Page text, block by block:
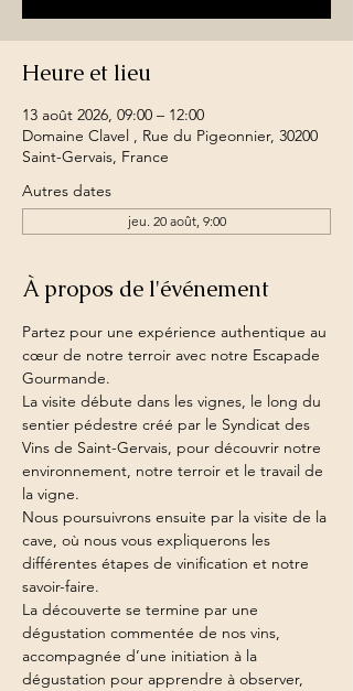
Heure et lieu
13 août 2026, 09:00 – 12:00
Domaine Clavel , Rue du Pigeonnier, 30200
Saint-Gervais, France
Autres dates
jeu. 20 août, 9:00
À propos de l'événement
Partez pour une expérience authentique au
cœur de notre terroir avec notre Escapade
Gourmande.
La visite débute dans les vignes, le long du
sentier pédestre créé par le Syndicat des
Vins de Saint-Gervais, pour découvrir notre
environnement, notre terroir et le travail de
la vigne.
Nous poursuivrons ensuite par la visite de la
cave, où nous vous expliquerons les
différentes étapes de vinification et notre
savoir-faire.
La découverte se termine par une
dégustation commentée de nos vins,
accompagnée d’une initiation à la
dégustation pour apprendre à observer,